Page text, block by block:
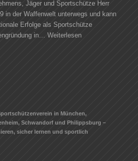
Jäger und Sportschütze Herr
in der Waffenwelt unterwegs und kann
Erfolge als Sportschütze
in… Weiterlesen
in München,
Schwandorf und Philippsburg –
sicher lernen und sportlich